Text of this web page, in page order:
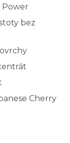
Power
bez
Cherry